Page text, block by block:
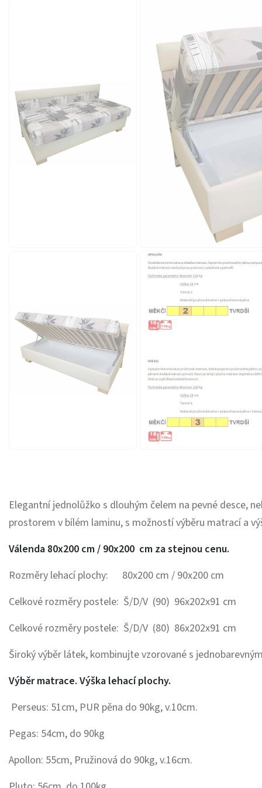
Elegantní jednolůžko s dlouhým čelem na pevné desce,
prostorem v bílém laminu, s možností výběru matrací a
Válenda 80x200 cm / 90x200 cm za stejnou cenu.
Rozměry lehací plochy: 80x200 cm / 90x200 cm
Celkové rozměry postele: Š/D/V (90) 96x202x91 cm
Celkové rozměry postele: Š/D/V (80) 86x202x91 cm
Široký výběr látek, kombinujte vzorované s
Výběr matrace. Výška lehací plochy.
Perseus: 51cm, PUR pěna do 90kg, v.10cm.
Pegas: 54cm, do 90kg
Apollon: 55cm, Pružinová do 90kg, v.16cm.